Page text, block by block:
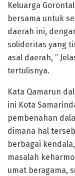
Keluarga
bersama untuk
daerah ini,
solideritas yang
asal daerah, ”
tertulisnya.
Kata Qamarun
ini Kota
pembenahan
dimana hal
berbagai
masalah
umat beragama,